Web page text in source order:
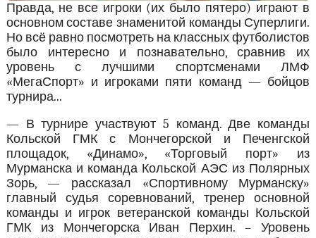
Правда, не все игроки (их было пятеро) играют в
основном составе знаменитой команды Суперлиги.
Но всё равно посмотреть на классных футболистов
было интересно и познавательно, сравнив их
уровень с лучшими спортсменами ЛМФ
«МегаСпорт» и игроками пяти команд — бойцов
турнира...
— В турнире участвуют 5 команд. Две команды
Кольской ГМК с Мончегорской и Печенгской
площадок, «Динамо», «Торговый порт» из
Мурманска и команда Кольской АЭС из Полярных
Зорь, — рассказал «Спортивному Мурманску»
главный судья соревнований, тренер основной
команды и игрок ветеранской команды Кольской
ГМК из Мончегорска Иван Перхин. – Уровень